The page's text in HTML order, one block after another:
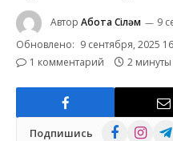
Автор Ақбота Сіләм
9
Обновлено: 9 сентября, 2025
1 комментарий 2 минуты
Подпишись FacebookInstagram